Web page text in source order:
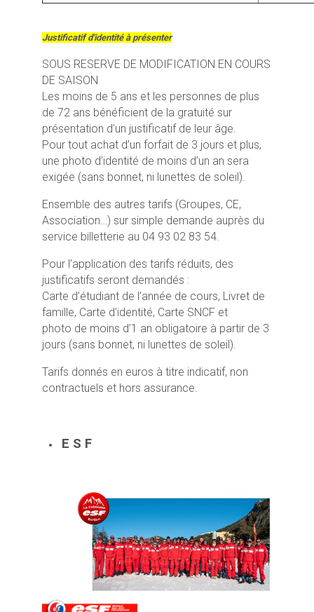
Justificatif d'identité à présenter
SOUS RESERVE DE MODIFICATION EN COURS
DE SAISON
Les moins de 5 ans et les personnes de plus
de 72 ans bénéficient de la gratuité sur
présentation d’un justificatif de leur âge.
Pour tout achat d’un forfait de 3 jours et plus,
une photo d’identité de moins d’un an sera
exigée (sans bonnet, ni lunettes de soleil).
Ensemble des autres tarifs (Groupes, CE,
Association…) sur simple demande auprès du
service billetterie au 04 93 02 83 54.
Pour l’application des tarifs réduits, des
justificatifs seront demandés :
Carte d’étudiant de l’année de cours, Livret de
famille, Carte d’identité, Carte SNCF et
photo de moins d’1 an obligatoire à partir de 3
jours (sans bonnet, ni lunettes de soleil).
Tarifs donnés en euros à titre indicatif, non
contractuels et hors assurance.
E S F